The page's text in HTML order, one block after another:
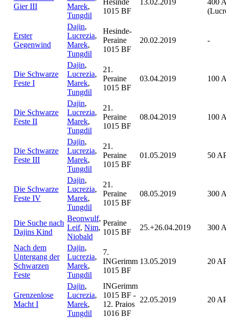
Gier III
Marek,
Tungdil
1015 BF
Erster
Gegenwind
Dajin,
Lucrezia,
Marek,
Tungdil
Hesinde-
Peraine
1015 BF
20.02.2019 -
Die Schwarze
Feste I
Dajin,
Lucrezia,
Marek,
Tungdil
21.
Peraine
1015 BF
03.04.2019 100
Die Schwarze
Feste II
Dajin,
Lucrezia,
Marek,
Tungdil
21.
Peraine
1015 BF
08.04.2019 100
Die Schwarze
Feste III
Dajin,
Lucrezia,
Marek,
Tungdil
21.
Peraine
1015 BF
01.05.2019 50
Die Schwarze
Feste IV
Dajin,
Lucrezia,
Marek,
Tungdil
21.
Peraine
1015 BF
08.05.2019 300
Die Suche nach
Dajins Kind
Beonwulf,
Leif, Nim,
Niobald
Peraine
1015 BF
25.+26.04.2019 300
Nach dem
Untergang der
Schwarzen
Feste
Dajin,
Lucrezia,
Marek,
Tungdil
7.
INGerimm
1015 BF
13.05.2019 20
Grenzenlose
Macht I
Dajin,
Lucrezia,
Marek,
Tungdil
INGerimm
1015 BF -
12. Praios
1016 BF
22.05.2019 20